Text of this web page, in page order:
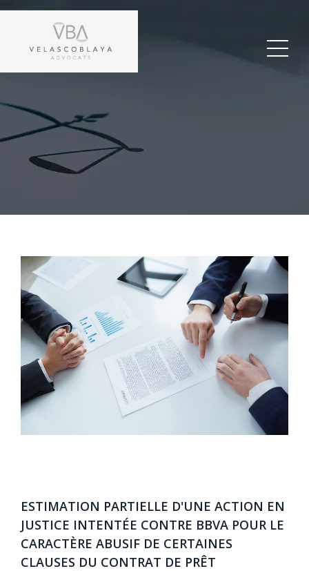
ESTIMATION PARTIELLE D'UNE ACTION EN
JUSTICE INTENTÉE CONTRE BBVA POUR LE
CARACTÈRE ABUSIF DE CERTAINES
CLAUSES DU CONTRAT DE PRÊT